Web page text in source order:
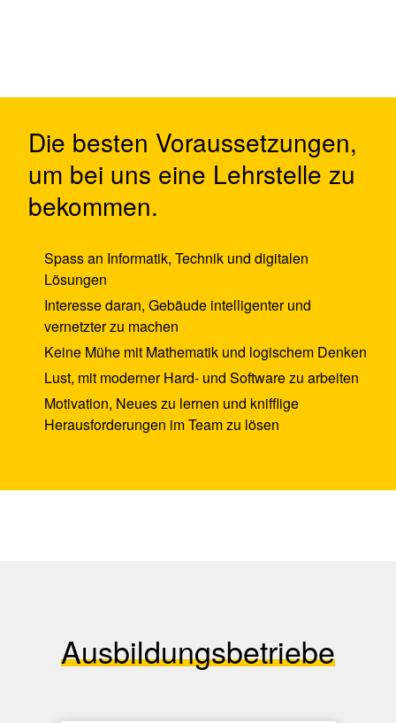
Die besten Voraussetzungen,
um bei uns eine Lehrstelle zu
bekommen.
Spass an Informatik, Technik und digitalen
Lösungen
Interesse daran, Gebäude intelligenter und
vernetzter zu machen
Keine Mühe mit Mathematik und logischem Denken
Lust, mit moderner Hard- und Software zu arbeiten
Motivation, Neues zu lernen und knifflige
Herausforderungen im Team zu lösen
Ausbildungsbetriebe